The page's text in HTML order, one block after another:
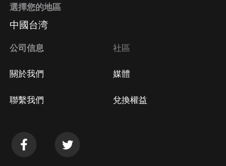
選擇您的地區
中國台湾
公司信息
關於我們
聯繫我們
社區
媒體
兌換權益